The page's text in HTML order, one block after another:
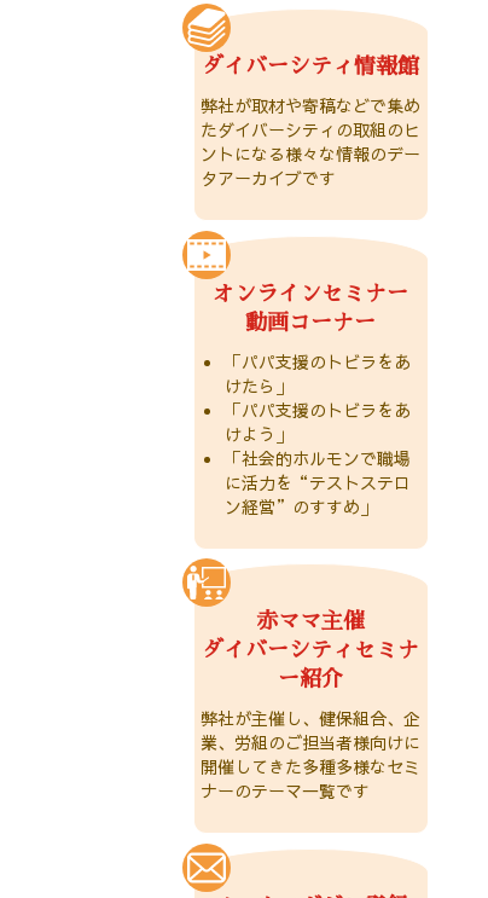
ダイバーシティ情報館
弊社が取材や寄稿などで集め
たダイバーシティの取組のヒ
ントになる様々な情報のデー
タアーカイブです
オンラインセミナー
動画コーナー
「パパ支援のトビラをあ
けたら」
「パパ支援のトビラをあ
けよう」
「社会的ホルモンで職場
に活力を“テストステロ
ン経営”のすすめ」
赤ママ主催
ダイバーシティセミナ
ー紹介
弊社が主催し、健保組合、企
業、労組のご担当者様向けに
開催してきた多種多様なセミ
ナーのテーマ一覧です